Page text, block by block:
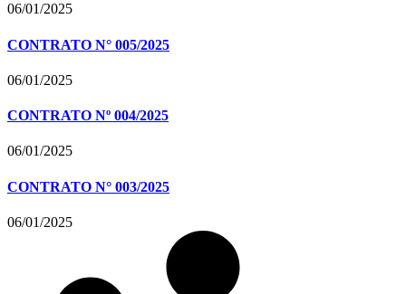
06/01/2025
CONTRATO N° 005/2025
06/01/2025
CONTRATO Nº 004/2025
06/01/2025
CONTRATO N° 003/2025
06/01/2025